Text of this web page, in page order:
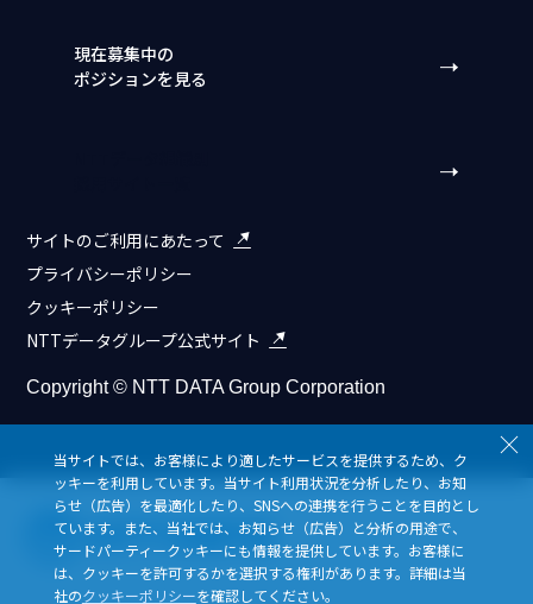
現在募集中の
ポジションを見る
サイトのご利用にあたって
プライバシーポリシー
クッキーポリシー
NTTデータグループ公式サイト
Copyright © NTT DATA Group Corporation
当サイトでは、お客様により適したサービスを提供するため、ク
ッキーを利用しています。当サイト利用状況を分析したり、お知
らせ（広告）を最適化したり、SNSへの連携を行うことを目的とし
ています。また、当社では、お知らせ（広告）と分析の用途で、
サードパーティークッキーにも情報を提供しています。お客様に
は、クッキーを許可するかを選択する権利があります。詳細は当
社のクッキーポリシーを確認してください。